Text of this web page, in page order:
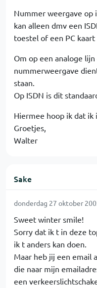
Nummer weergave op
kan alleen dmv een
toestel of een PC kaart
Om op een analoge
nummerweergave
staan.
Op ISDN is dit
Hiermee hoop ik dat
Groetjes,
Walter
Sake
donderdag 27 oktober
Sweet winter smile!
Sorry dat ik t in deze
ik t anders kan doen.
Maar heb jij een email
die naar mijn
een